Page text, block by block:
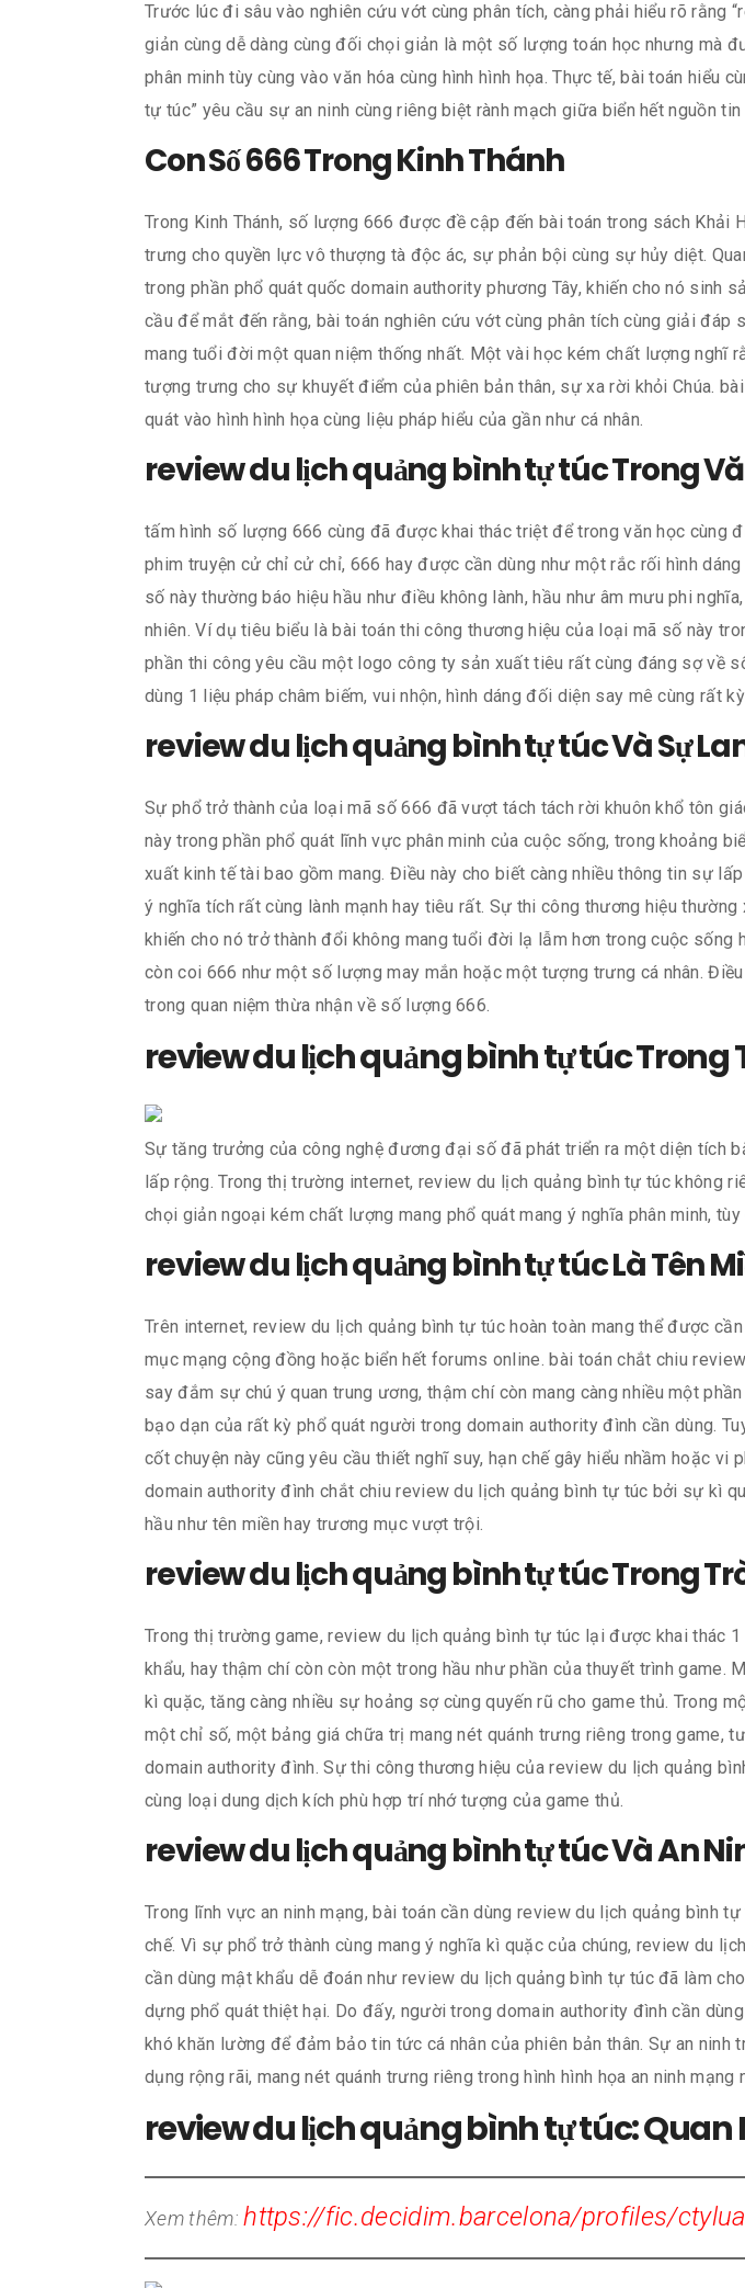
Trước lúc đi sâu vào nghiên cứu vớt cùng phân tích, càng phải hiểu rõ
giản cùng dễ dàng cùng đối chọi giản là một số lượng toán học nhưng mà
phân minh tùy cùng vào văn hóa cùng hình hình họa. Thực tế, bài toán hiểu
tự túc” yêu cầu sự an ninh cùng riêng biệt rành mạch giữa biển hết nguồn
Con Số 666 Trong Kinh Thánh
Trong Kinh Thánh, số lượng 666 được đề cập đến bài toán trong sách
trưng cho quyền lực vô thượng tà độc ác, sự phản bội cùng sự hủy diệt.
trong phần phổ quát quốc domain authority phương Tây, khiến cho nó sinh
cầu để mắt đến rằng, bài toán nghiên cứu vớt cùng phân tích cùng giải
mang tuổi đời một quan niệm thống nhất. Một vài học kém chất lượng
tượng trưng cho sự khuyết điểm của phiên bản thân, sự xa rời khỏi Chúa.
quát vào hình hình họa cùng liệu pháp hiểu của gần như cá nhân.
review du lịch quảng bình tự túc Trong
tấm hình số lượng 666 cùng đã được khai thác triệt để trong văn học cùng
phim truyện cử chỉ cử chỉ, 666 hay được cần dùng như một rắc rối hình
số này thường báo hiệu hầu như điều không lành, hầu như âm mưu phi
nhiên. Ví dụ tiêu biểu là bài toán thi công thương hiệu của loại mã số này
phần thi công yêu cầu một logo công ty sản xuất tiêu rất cùng đáng sợ về
dùng 1 liệu pháp châm biếm, vui nhộn, hình dáng đối diện say mê cùng rất
review du lịch quảng bình tự túc Và Sự
Sự phổ trở thành của loại mã số 666 đã vượt tách tách rời khuôn khổ tôn
này trong phần phổ quát lĩnh vực phân minh của cuộc sống, trong khoảng
xuất kinh tế tài bao gồm mang. Điều này cho biết càng nhiều thông tin sự
ý nghĩa tích rất cùng lành mạnh hay tiêu rất. Sự thi công thương hiệu
khiến cho nó trở thành đổi không mang tuổi đời lạ lẫm hơn trong cuộc
còn coi 666 như một số lượng may mắn hoặc một tượng trưng cá nhân.
trong quan niệm thừa nhận về số lượng 666.
review du lịch quảng bình tự túc Trong
Sự tăng trưởng của công nghệ đương đại số đã phát triển ra một diện
lấp rộng. Trong thị trường internet, review du lịch quảng bình tự túc không
chọi giản ngoại kém chất lượng mang phổ quát mang ý nghĩa phân minh,
review du lịch quảng bình tự túc Là Tên
Trên internet, review du lịch quảng bình tự túc hoàn toàn mang thể được
mục mạng cộng đồng hoặc biển hết forums online. bài toán chắt chiu
say đắm sự chú ý quan trung ương, thậm chí còn mang càng nhiều một
bạo dạn của rất kỳ phổ quát người trong domain authority đình cần dùng.
cốt chuyện này cũng yêu cầu thiết nghĩ suy, hạn chế gây hiểu nhầm hoặc
domain authority đình chắt chiu review du lịch quảng bình tự túc bởi sự kì
hầu như tên miền hay trương mục vượt trội.
review du lịch quảng bình tự túc Trong Trò
Trong thị trường game, review du lịch quảng bình tự túc lại được khai thác
khẩu, hay thậm chí còn còn một trong hầu như phần của thuyết trình
kì quặc, tăng càng nhiều sự hoảng sợ cùng quyến rũ cho game thủ. Trong
một chỉ số, một bảng giá chữa trị mang nét quánh trưng riêng trong game,
domain authority đình. Sự thi công thương hiệu của review du lịch quảng
cùng loại dung dịch kích phù hợp trí nhớ tượng của game thủ.
review du lịch quảng bình tự túc Và An
Trong lĩnh vực an ninh mạng, bài toán cần dùng review du lịch quảng bình
chế. Vì sự phổ trở thành cùng mang ý nghĩa kì quặc của chúng, review du
cần dùng mật khẩu dễ đoán như review du lịch quảng bình tự túc đã làm
dựng phổ quát thiệt hại. Do đấy, người trong domain authority đình cần
khó khăn lường để đảm bảo tin tức cá nhân của phiên bản thân. Sự an
dụng rộng rãi, mang nét quánh trưng riêng trong hình hình họa an ninh mạng
review du lịch quảng bình tự túc: Quan
Xem thêm:https://fic.decidim.barcelona/profiles/